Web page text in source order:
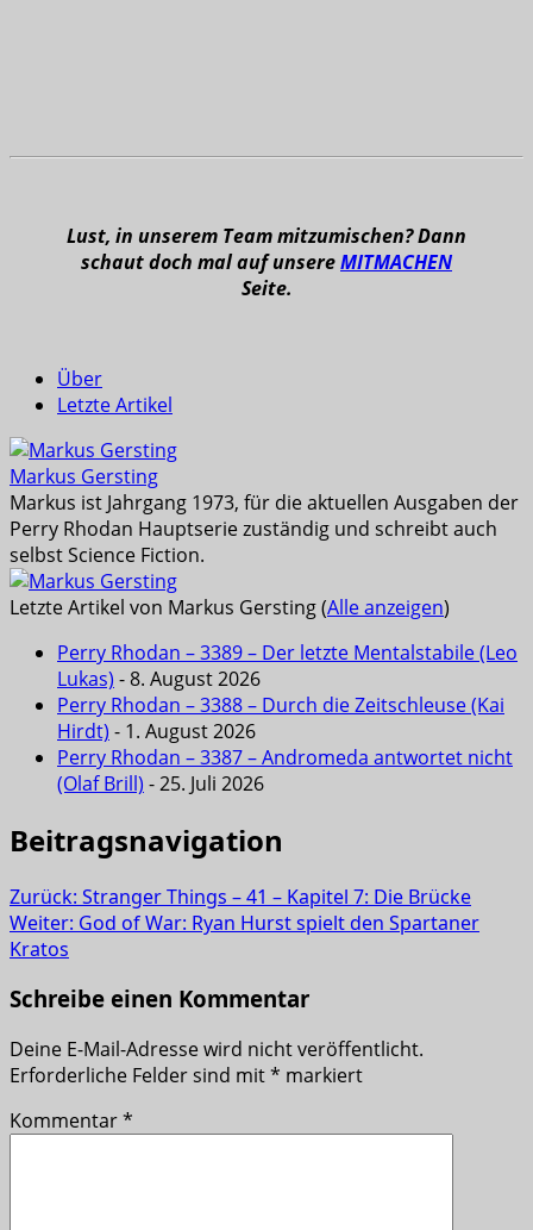
Lust, in unserem Team mitzumischen? Dann
schaut doch mal auf unsereMITMACHEN
Seite.
Über
Letzte Artikel
Markus Gersting
Markus ist Jahrgang 1973, für die aktuellen Ausgaben der
Perry Rhodan Hauptserie zuständig und schreibt auch
selbst Science Fiction.
Letzte Artikel von Markus Gersting(Alle anzeigen)
Perry Rhodan – 3389 – Der letzte Mentalstabile (Leo
Lukas) - 8. August 2026
Perry Rhodan – 3388 – Durch die Zeitschleuse (Kai
Hirdt) - 1. August 2026
Perry Rhodan – 3387 – Andromeda antwortet nicht
(Olaf Brill) - 25. Juli 2026
Beitragsnavigation
Zurück: Stranger Things – 41 – Kapitel 7: Die Brücke
Weiter: God of War: Ryan Hurst spielt den Spartaner
Kratos
Schreibe einen Kommentar
Deine E-Mail-Adresse wird nicht veröffentlicht.
Erforderliche Felder sind mit* markiert
Kommentar*